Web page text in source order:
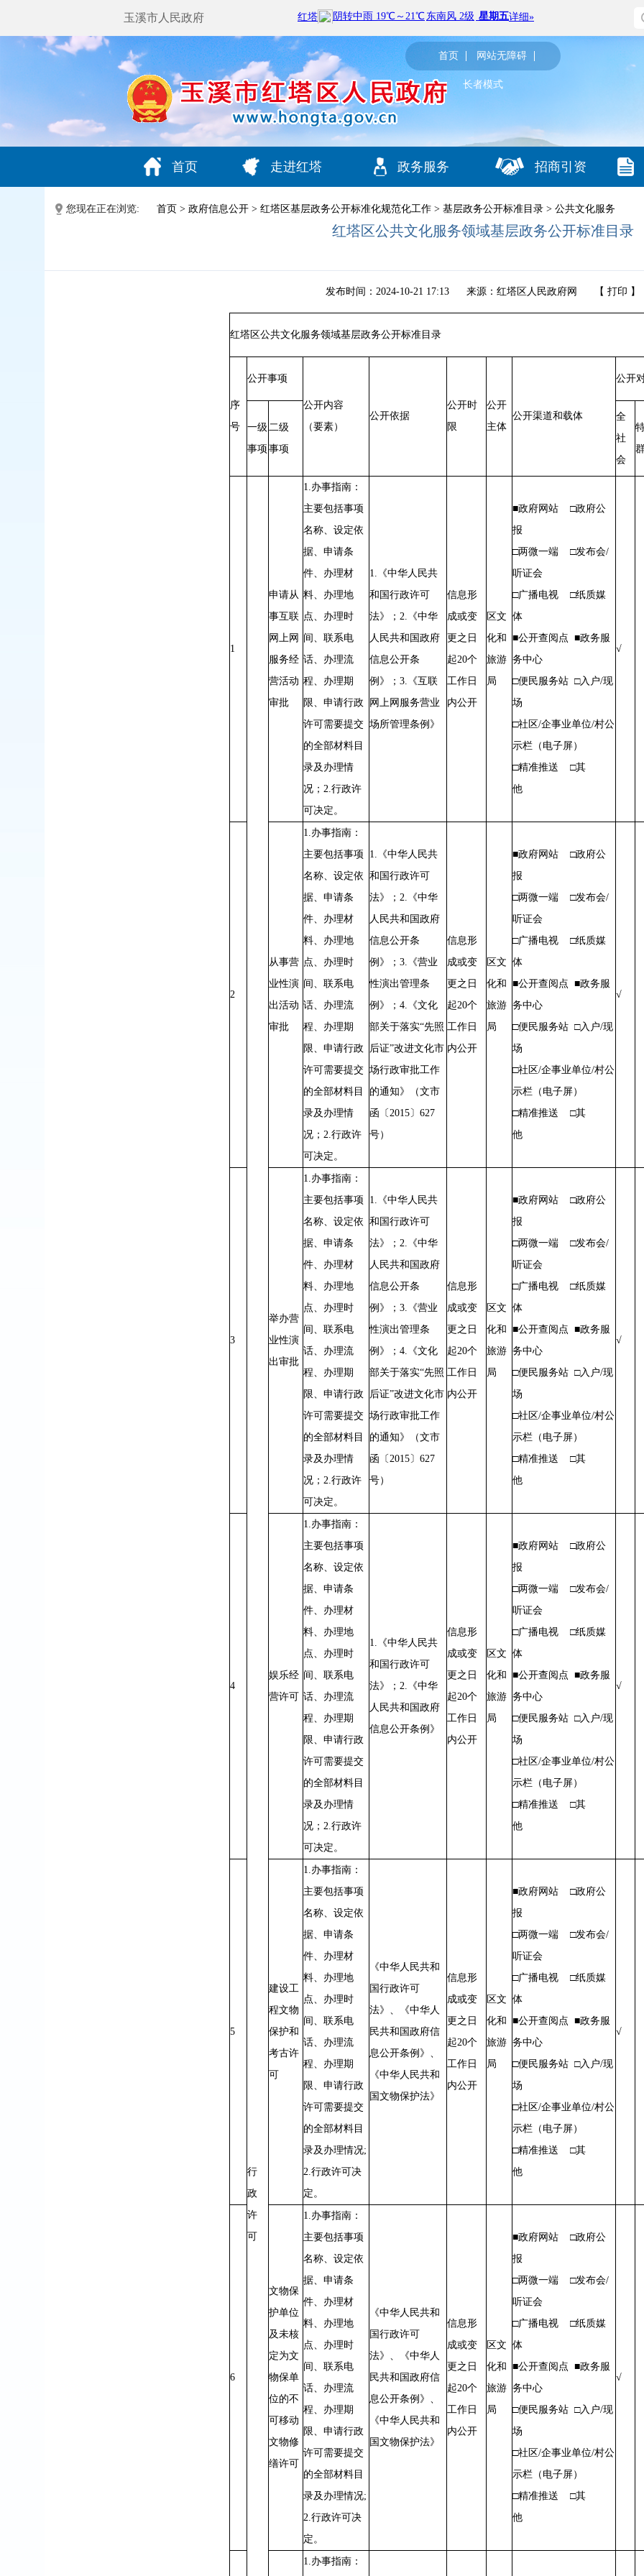
玉溪市人民政府
首页 网站无障碍
长者模式
首页 走进红塔 政务服务 招商引资
您现在正在浏览: 首页 > 政府信息公开 > 红塔区基层政务公开标准化规范化工作 > 基层政务公开标准目录 > 公共文化服务
红塔区公共文化服务领域基层政务公开标准目录
发布时间：2024-10-21 17:13 来源：红塔区人民政府网 【 打印 】
红塔区公共文化服务领域基层政务公开标准目录
序
号
公开事项
公开内容
（要素）
公开依据
公开时
限
公开
主体
公开渠道和载体
公开
一级
事项
二级
事项
全
社
会
1
行
政
许
可
申请从
事互联
网上网
服务经
营活动
审批
1.办事指南：
主要包括事项
名称、设定依
据、申请条
件、办理材
料、办理地
点、办理时
间、联系电
话、办理流
程、办理期
限、申请行政
许可需要提交
的全部材料目
录及办理情
况；2.行政许
可决定。
1.《中华人民共
和国行政许可
法》；2.《中华
人民共和国政府
信息公开条
例》；3.《互联
网上网服务营业
场所管理条例》
信息形
成或变
更之日
起20个
工作日
内公开
区文
化和
旅游
局
■政府网站 □政府公
报
□两微一端 □发布会/
听证会
□广播电视 □纸质媒
体
■公开查阅点 ■政务服
务中心
□便民服务站 □入户/现
场
□社区/企事业单位/村公
示栏（电子屏）
□精准推送 □其
他
√
2
从事营
业性演
出活动
审批
1.办事指南：
主要包括事项
名称、设定依
据、申请条
件、办理材
料、办理地
点、办理时
间、联系电
话、办理流
程、办理期
限、申请行政
许可需要提交
的全部材料目
录及办理情
况；2.行政许
可决定。
1.《中华人民共
和国行政许可
法》；2.《中华
人民共和国政府
信息公开条
例》；3.《营业
性演出管理条
例》；4.《文化
部关于落实“先照
后证”改进文化市
场行政审批工作
的通知》（文市
函〔2015〕627
号）
信息形
成或变
更之日
起20个
工作日
内公开
区文
化和
旅游
局
■政府网站 □政府公
报
□两微一端 □发布会/
听证会
□广播电视 □纸质媒
体
■公开查阅点 ■政务服
务中心
□便民服务站 □入户/现
场
□社区/企事业单位/村公
示栏（电子屏）
□精准推送 □其
他
√
3
举办营
业性演
出审批
1.办事指南：
主要包括事项
名称、设定依
据、申请条
件、办理材
料、办理地
点、办理时
间、联系电
话、办理流
程、办理期
限、申请行政
许可需要提交
的全部材料目
录及办理情
况；2.行政许
可决定。
1.《中华人民共
和国行政许可
法》；2.《中华
人民共和国政府
信息公开条
例》；3.《营业
性演出管理条
例》；4.《文化
部关于落实“先照
后证”改进文化市
场行政审批工作
的通知》（文市
函〔2015〕627
号）
信息形
成或变
更之日
起20个
工作日
内公开
区文
化和
旅游
局
■政府网站 □政府公
报
□两微一端 □发布会/
听证会
□广播电视 □纸质媒
体
■公开查阅点 ■政务服
务中心
□便民服务站 □入户/现
场
□社区/企事业单位/村公
示栏（电子屏）
□精准推送 □其
他
√
4
娱乐经
营许可
1.办事指南：
主要包括事项
名称、设定依
据、申请条
件、办理材
料、办理地
点、办理时
间、联系电
话、办理流
程、办理期
限、申请行政
许可需要提交
的全部材料目
录及办理情
况；2.行政许
可决定。
1.《中华人民共
和国行政许可
法》；2.《中华
人民共和国政府
信息公开条例》
信息形
成或变
更之日
起20个
工作日
内公开
区文
化和
旅游
局
■政府网站 □政府公
报
□两微一端 □发布会/
听证会
□广播电视 □纸质媒
体
■公开查阅点 ■政务服
务中心
□便民服务站 □入户/现
场
□社区/企事业单位/村公
示栏（电子屏）
□精准推送 □其
他
√
5
建设工
程文物
保护和
考古许
可
1.办事指南：
主要包括事项
名称、设定依
据、申请条
件、办理材
料、办理地
点、办理时
间、联系电
话、办理流
程、办理期
限、申请行政
许可需要提交
的全部材料目
录及办理情况;
2.行政许可决
定。
《中华人民共和
国行政许可
法》、《中华人
民共和国政府信
息公开条例》、
《中华人民共和
国文物保护法》
信息形
成或变
更之日
起20个
工作日
内公开
区文
化和
旅游
局
■政府网站 □政府公
报
□两微一端 □发布会/
听证会
□广播电视 □纸质媒
体
■公开查阅点 ■政务服
务中心
□便民服务站 □入户/现
场
□社区/企事业单位/村公
示栏（电子屏）
□精准推送 □其
他
√
6
文物保
护单位
及未核
定为文
物保单
位的不
可移动
文物修
缮许可
1.办事指南：
主要包括事项
名称、设定依
据、申请条
件、办理材
料、办理地
点、办理时
间、联系电
话、办理流
程、办理期
限、申请行政
许可需要提交
的全部材料目
录及办理情况;
2.行政许可决
定。
《中华人民共和
国行政许可
法》、《中华人
民共和国政府信
息公开条例》、
《中华人民共和
国文物保护法》
信息形
成或变
更之日
起20个
工作日
内公开
区文
化和
旅游
局
■政府网站 □政府公
报
□两微一端 □发布会/
听证会
□广播电视 □纸质媒
体
■公开查阅点 ■政务服
务中心
□便民服务站 □入户/现
场
□社区/企事业单位/村公
示栏（电子屏）
□精准推送 □其
他
√
1.办事指南：